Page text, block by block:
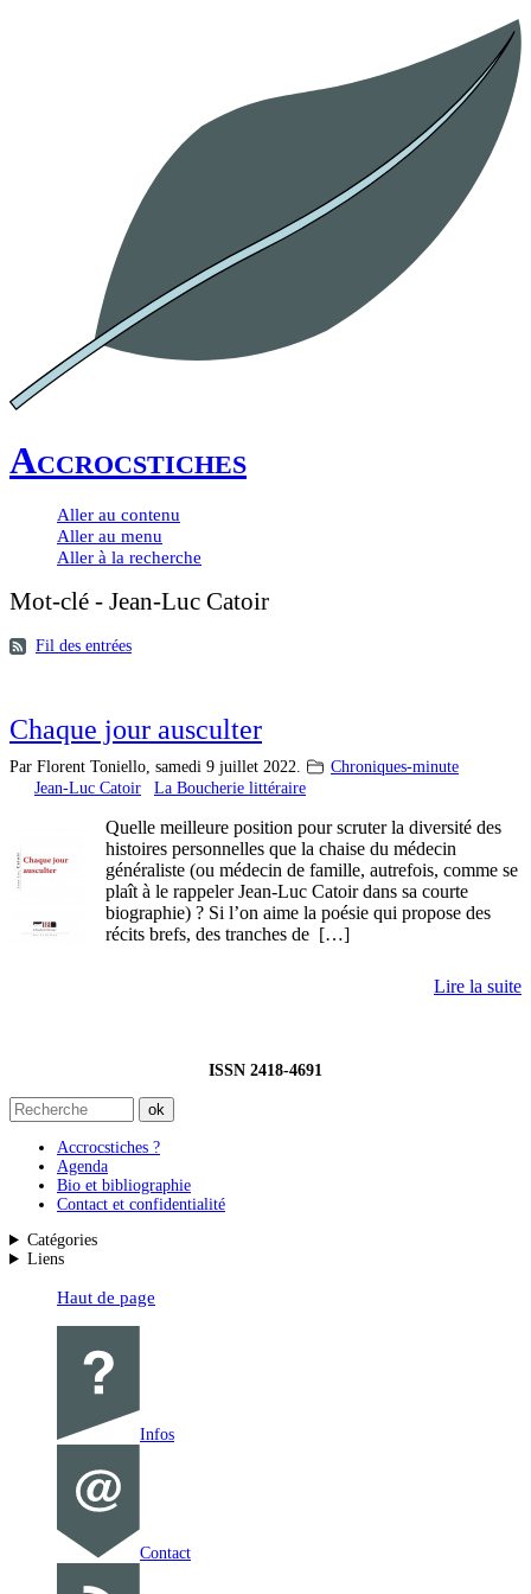
Accrocstiches
Aller au contenu
Aller au menu
Aller à la recherche
Mot-clé - Jean-Luc Catoir
Fil des entrées
Chaque jour ausculter
Par Florent Toniello, samedi 9 juillet 2022.
Chroniques-minute
Jean-Luc Catoir
La Boucherie littéraire
Quelle meilleure position pour scruter la diversité des
histoires personnelles que la chaise du médecin
généraliste (ou médecin de famille, autrefois, comme se
plaît à le rappeler Jean-Luc Catoir dans sa courte
biographie) ? Si l’on aime la poésie qui propose des
récits brefs, des tranches de […]
Lire la suite
ISSN 2418-4691
Accrocstiches ?
Agenda
Bio et bibliographie
Contact et confidentialité
Catégories
Liens
Haut de page
Infos
Contact